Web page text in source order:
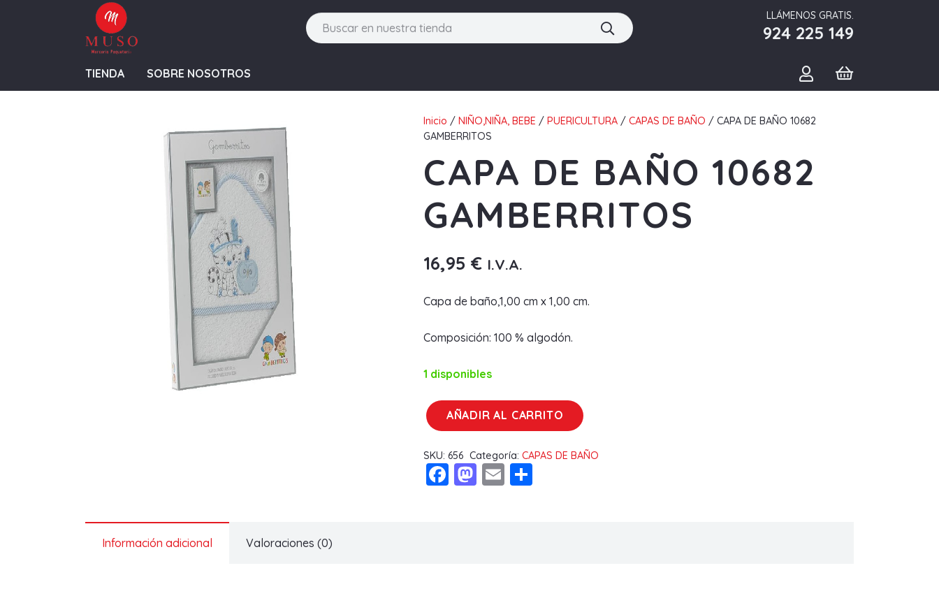
LLÁMENOS GRATIS.
924 225 149
TIENDA SOBRE NOSOTROS
Inicio / NIÑO,NIÑA, BEBE / PUERICULTURA / CAPAS DE BAÑO / CAPA DE BAÑO 10682
GAMBERRITOS
CAPA DE BAÑO 10682
GAMBERRITOS
16,95 € I.V.A.
Capa de baño,1,00 cm x 1,00 cm.
Composición: 100 % algodón.
1 disponibles
CAPA
BAÑO
10682
AÑADIR AL CARRITO
SKU: 656 Categoría: CAPAS DE BAÑO
Facebook
Mastodon
Email
Información adicional Valoraciones (0)